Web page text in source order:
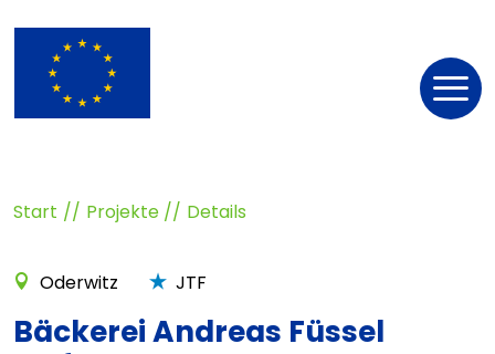
Start Projekte Details
Oderwitz JTF
Bäckerei Andreas Füssel